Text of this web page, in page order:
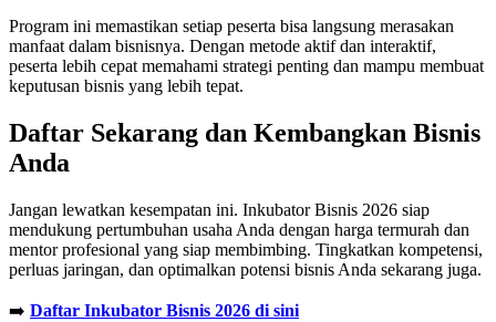
Program ini memastikan setiap peserta bisa langsung merasakan
manfaat dalam bisnisnya. Dengan metode aktif dan interaktif,
peserta lebih cepat memahami strategi penting dan mampu membuat
keputusan bisnis yang lebih tepat.
Daftar Sekarang dan Kembangkan Bisnis
Anda
Jangan lewatkan kesempatan ini. Inkubator Bisnis 2026 siap
mendukung pertumbuhan usaha Anda dengan harga termurah dan
mentor profesional yang siap membimbing. Tingkatkan kompetensi,
perluas jaringan, dan optimalkan potensi bisnis Anda sekarang juga.
➡️ Daftar Inkubator Bisnis 2026 di sini